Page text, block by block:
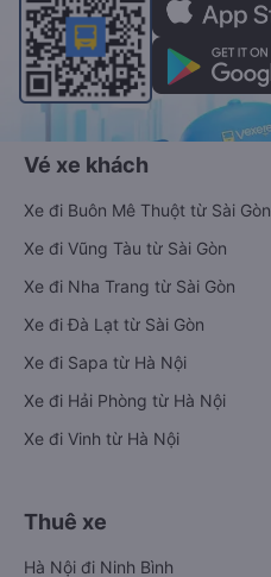
Vé xe khách
Xe đi Buôn Mê Thuột từ Sài Gòn
Xe đi Vũng Tàu từ Sài Gòn
Xe đi Nha Trang từ Sài Gòn
Xe đi Đà Lạt từ Sài Gòn
Xe đi Sapa từ Hà Nội
Xe đi Hải Phòng từ Hà Nội
Xe đi Vinh từ Hà Nội
Thuê xe
Hà Nội đi Ninh Bình